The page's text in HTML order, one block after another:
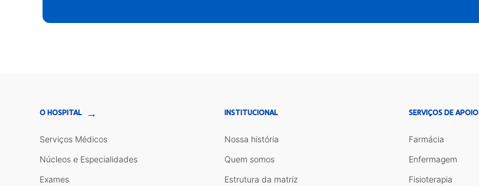
O HOSPITAL →
Serviços Médicos
Núcleos e Especialidades
Exames
INSTITUCIONAL
Nossa história
Quem somos
Estrutura da matriz
SERVIÇOS DE APOIO
Farmácia
Enfermagem
Fisioterapia